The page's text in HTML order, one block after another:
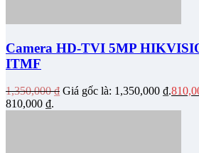
Camera HD-TVI 5MP
ITMF
1,350,000₫ Giá gốc là: 1,350,000 ₫.
810,000 ₫.